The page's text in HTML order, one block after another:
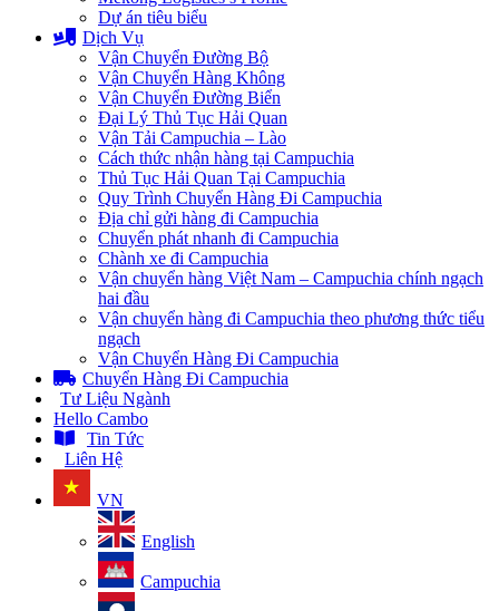
Dự án tiêu biểu
Dịch Vụ
Vận Chuyển Đường Bộ
Vận Chuyển Hàng Không
Vận Chuyển Đường Biển
Đại Lý Thủ Tục Hải Quan
Vận Tải Campuchia – Lào
Cách thức nhận hàng tại Campuchia
Thủ Tục Hải Quan Tại Campuchia
Quy Trình Chuyển Hàng Đi Campuchia
Địa chỉ gửi hàng đi Campuchia
Chuyển phát nhanh đi Campuchia
Chành xe đi Campuchia
Vận chuyển hàng Việt Nam – Campuchia chính ngạch
hai đầu
Vận chuyển hàng đi Campuchia theo phương thức tiểu
ngạch
Vận Chuyển Hàng Đi Campuchia
Chuyển Hàng Đi Campuchia
Tư Liệu Ngành
Hello Cambo
Tin Tức
Liên Hệ
VN
English
Campuchia